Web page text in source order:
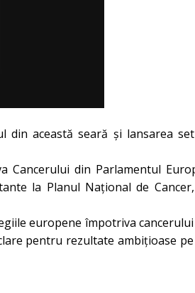
din această seară și lansarea
din Parlamentul
la Planul Național de
europene împotriva cancerului
pentru rezultate ambițioase pe